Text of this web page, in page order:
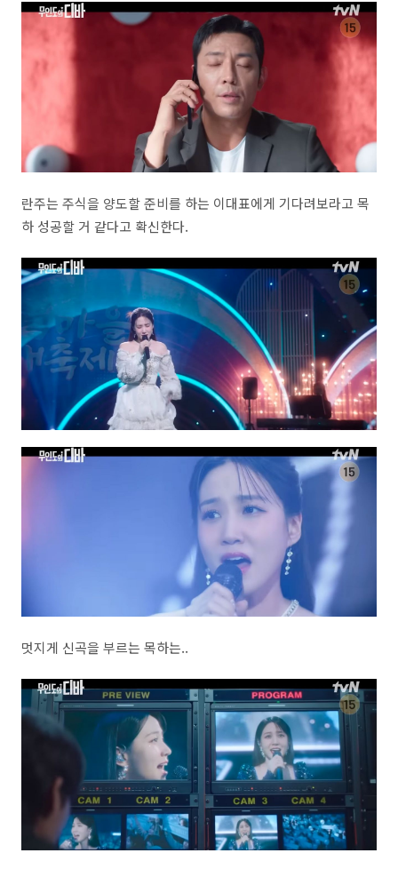
란주는 주식을 양도할 준비를 하는 이대표에게 기다려보라고 목
하 성공할 거 같다고 확신한다.
멋지게 신곡을 부르는 목하는..